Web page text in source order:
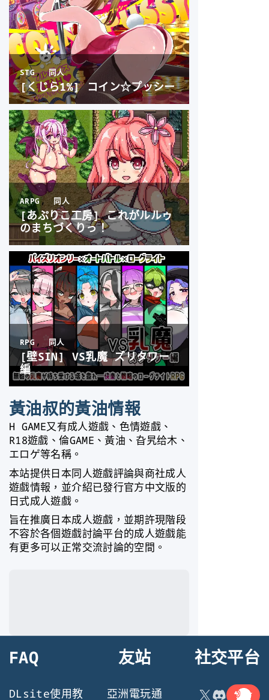
黃油叔的黃油情報
H GAME又有成人遊戲、色情遊戲、
R18遊戲、倫GAME、黃油、旮旯给木、
エロゲ等名稱。
本站提供日本同人遊戲評論與商社成人
遊戲情報，並介紹已發行官方中文版的
日式成人遊戲。
旨在推廣日本成人遊戲，並期許現階段
不容於各個遊戲討論平台的成人遊戲能
有更多可以正常交流討論的空間。
FAQ
DLsite使用教
友站
亞洲電玩通
社交平台
X Discord
連結